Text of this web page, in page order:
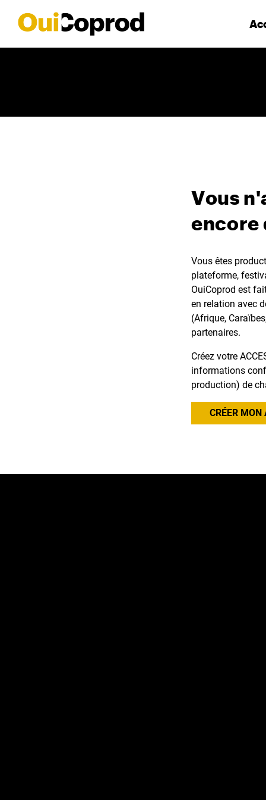
Vous
encore
Vous êtes
plateforme,
OuiCoprod est
en relation avec
(Afrique,
partenaires.
Créez votre
informations
production) de
CRÉER MON